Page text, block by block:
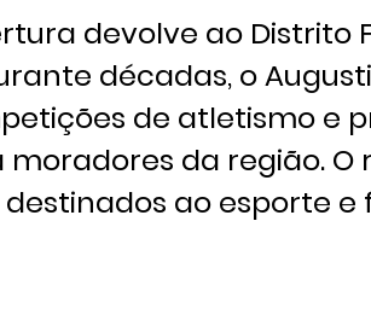
devolve ao Distrito
décadas, o
de atletismo e
da região. O
ao esporte e